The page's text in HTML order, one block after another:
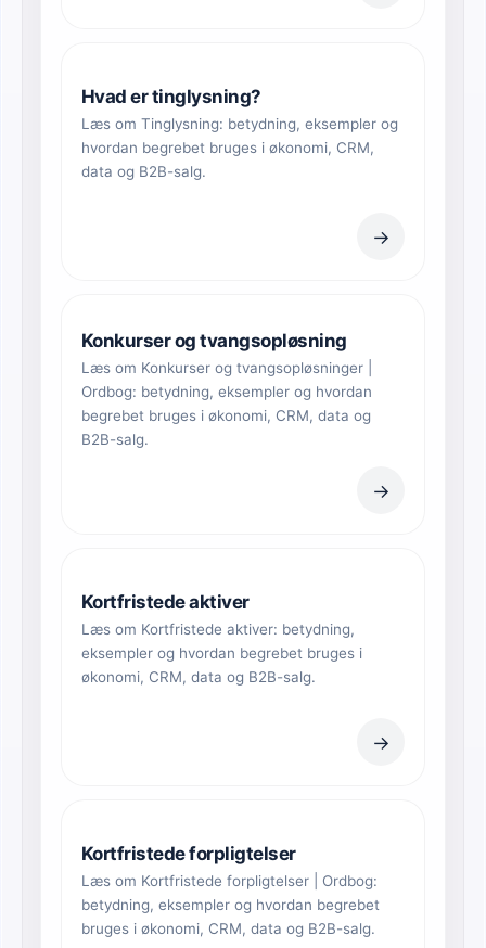
Hvad er tinglysning?
Læs om Tinglysning: betydning, eksempler og
hvordan begrebet bruges i økonomi, CRM,
data og B2B-salg.
→
Konkurser og tvangsopløsning
Læs om Konkurser og tvangsopløsninger |
Ordbog: betydning, eksempler og hvordan
begrebet bruges i økonomi, CRM, data og
B2B-salg.
→
Kortfristede aktiver
Læs om Kortfristede aktiver: betydning,
eksempler og hvordan begrebet bruges i
økonomi, CRM, data og B2B-salg.
→
Kortfristede forpligtelser
Læs om Kortfristede forpligtelser | Ordbog:
betydning, eksempler og hvordan begrebet
bruges i økonomi, CRM, data og B2B-salg.